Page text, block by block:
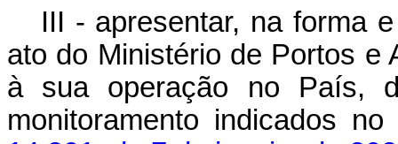
III - apresentar, na forma
ato do Ministério de Portos e
à sua operação no País,
monitoramento indicados no